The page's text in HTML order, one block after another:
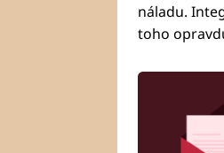
náladu.
toho